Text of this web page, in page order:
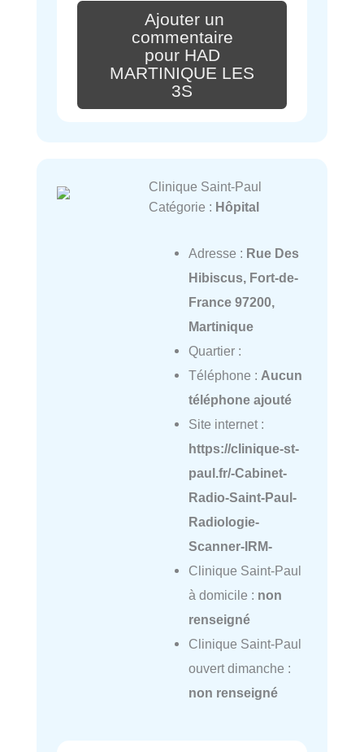
Ajouter un
commentaire
pour HAD
MARTINIQUE LES
3S
Clinique Saint-Paul
Catégorie : Hôpital
Adresse : Rue Des
Hibiscus, Fort-de-
France 97200,
Martinique
Quartier :
Téléphone : Aucun
téléphone ajouté
Site internet :
https://clinique-st-
paul.fr/-Cabinet-
Radio-Saint-Paul-
Radiologie-
Scanner-IRM-
Clinique Saint-Paul
à domicile : non
renseigné
Clinique Saint-Paul
ouvert dimanche :
non renseigné